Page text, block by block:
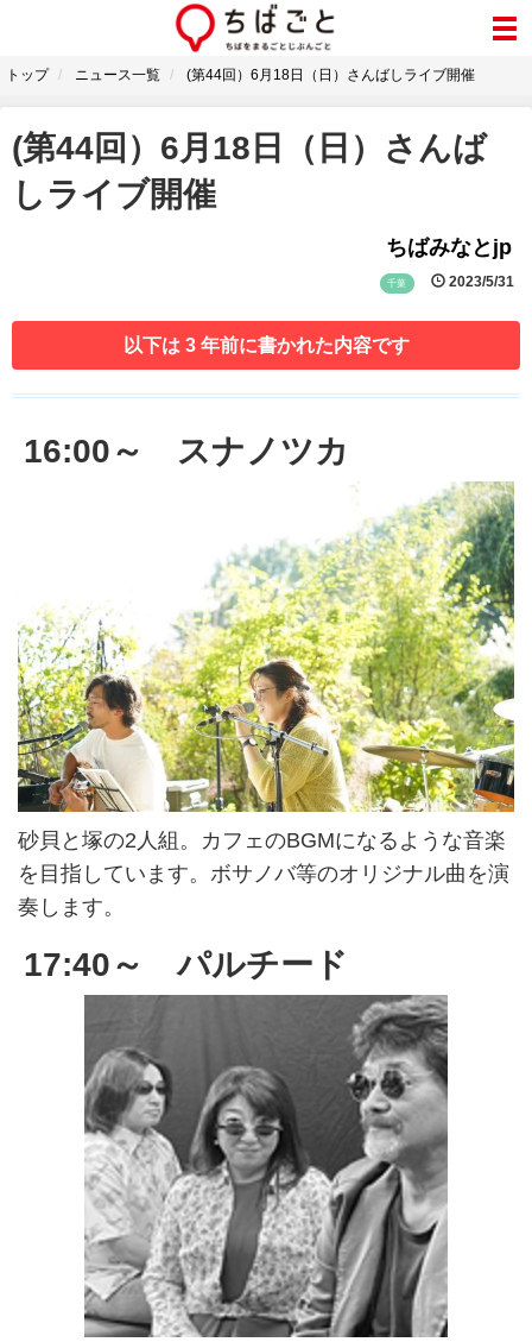
トップ ニュース一覧 (第44回）6月18日（日）さんばしライブ開催
(第44回）6月18日（日）さんば
しライブ開催
ちばみなとjp
千葉 2023/5/31
以下は 3 年前に書かれた内容です
16:00～ スナノツカ
砂貝と塚の2人組。カフェのBGMになるような音楽
を目指しています。ボサノバ等のオリジナル曲を演
奏します。
17:40～ パルチード